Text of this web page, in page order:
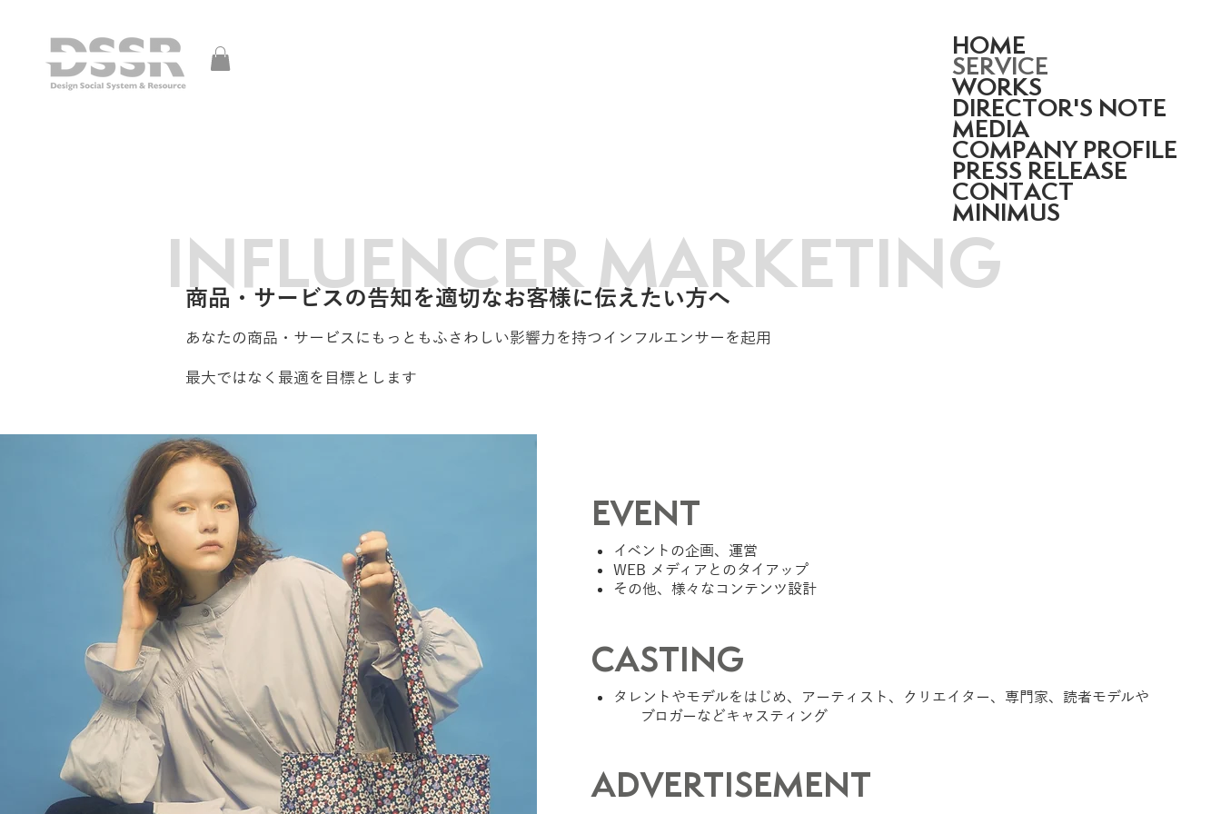
HOME
SERVICE
WORKS
DIRECTOR'S NOTE
MEDIA
COMPANY PROFILE
PRESS RELEASE
CONTACT
MINIMUS
INFLUENCER MARKETING
商品・サービスの告知を適切なお客様に伝えたい方へ
あなたの商品・サービスにもっともふさわしい影響力を持つインフルエンサーを起用
最大ではなく最適を目標とします
EVENT
CASTING
ADVERTISEMENT
イベントの企画、運営
WEB メディアとのタイアップ
その他、様々なコンテンツ設計
タレントやモデルをはじめ、アーティスト、クリエイター、専門家、読者モデルや
ブロガーなどキャスティング